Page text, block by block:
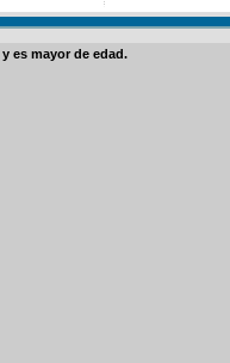
y es mayor de edad.